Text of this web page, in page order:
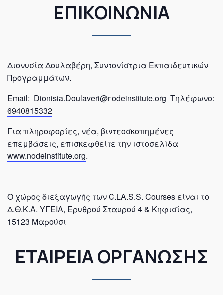
ΕΠΙΚΟΙΝΩΝΙΑ
Διονυσία Δουλαβέρη, Συντονίστρια Εκπαιδευτικών
Προγραμμάτων.
Email: Dionisia.Doulaveri@nodeinstitute.org Τηλέφωνο:
6940815332
Για πληροφορίες, νέα, βιντεοσκοπημένες
επεμβάσεις, επισκεφθείτε την ιστοσελίδα
www.nodeinstitute.org.
Ο χώρος διεξαγωγής τωνC.LA.S.S. Courses είναι το
Δ.Θ.Κ.Α. ΥΓΕΙΑ, Ερυθρού Σταυρού 4 & Κηφισίας,
15123 Μαρούσι
ΕΤΑΙΡΕΙΑ ΟΡΓΑΝΩΣΗΣ